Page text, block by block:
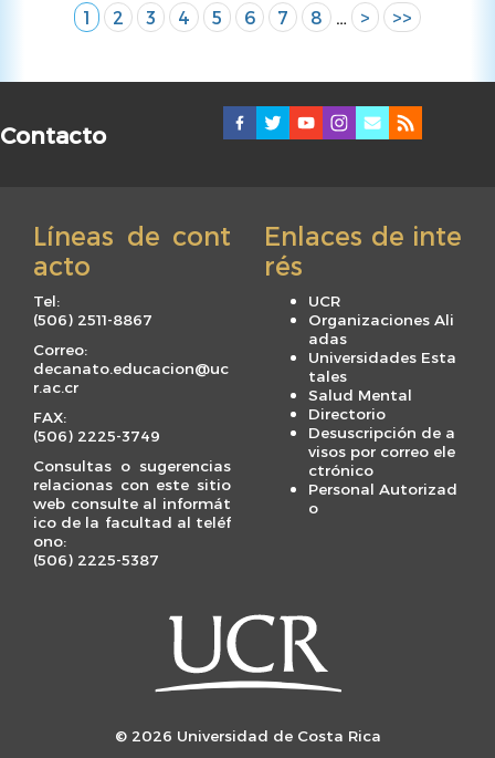
Paginación
Página
actual
1 Página
2 Página
3 Página
4 Página
5 Página
6 Página
7 Página
8 …
Siguiente
página
>
Última
página
>>
Contacto
Líneas de cont
acto
Tel:
(506) 2511-8867
Correo:
decanato.educacion@uc
r.ac.cr
FAX:
(506) 2225-3749
Consultas o sugerencias
relacionas con este sitio
web consulte al informát
ico de la facultad al teléf
ono:
(506) 2225-5387
Enlaces de inte
rés
UCR
Organizaciones Ali
adas
Universidades Esta
tales
Salud Mental
Directorio
Desuscripción de a
visos por correo ele
ctrónico
Personal Autorizad
o
© 2026 Universidad de Costa Rica